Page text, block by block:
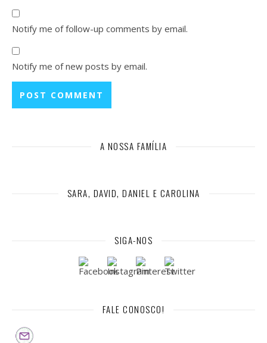
Notify me of follow-up comments by email.
Notify me of new posts by email.
A NOSSA FAMÍLIA
SARA, DAVID, DANIEL E CAROLINA
SIGA-NOS
FALE CONOSCO!